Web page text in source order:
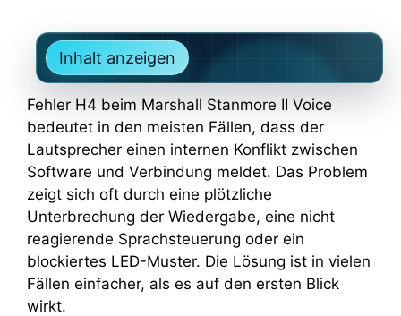
Inhalt anzeigen
Fehler H4 beim Marshall Stanmore II Voice
bedeutet in den meisten Fällen, dass der
Lautsprecher einen internen Konflikt zwischen
Software und Verbindung meldet. Das Problem
zeigt sich oft durch eine plötzliche
Unterbrechung der Wiedergabe, eine nicht
reagierende Sprachsteuerung oder ein
blockiertes LED-Muster. Die Lösung ist in vielen
Fällen einfacher, als es auf den ersten Blick
wirkt.